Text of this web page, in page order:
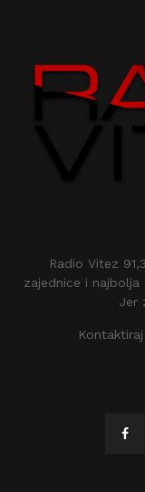
Radio Vitez
zajednice i najbolja
Jer